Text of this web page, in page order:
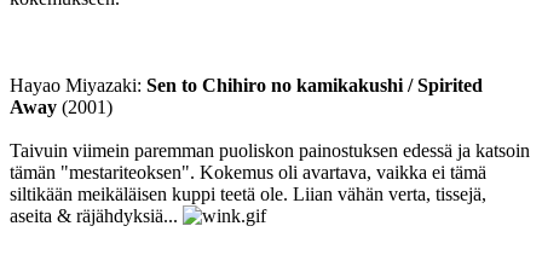
Hayao Miyazaki: Sen to Chihiro no kamikakushi / Spirited
Away (2001)
Taivuin viimein paremman puoliskon painostuksen edessä ja katsoin
tämän "mestariteoksen". Kokemus oli avartava, vaikka ei tämä
siltikään meikäläisen kuppi teetä ole. Liian vähän verta, tissejä,
aseita & räjähdyksiä...